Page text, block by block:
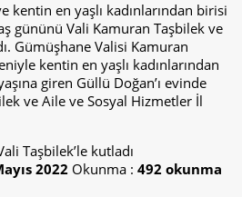
kentin en yaşlı kadınlarından birisi
gününü Vali Kamuran Taşbilek ve
Gümüşhane Valisi Kamuran
kentin en yaşlı kadınlarından
giren Güllü Doğan’ı evinde
ve Aile ve Sosyal Hizmetler İl
2022 Okunma : 492 okunma